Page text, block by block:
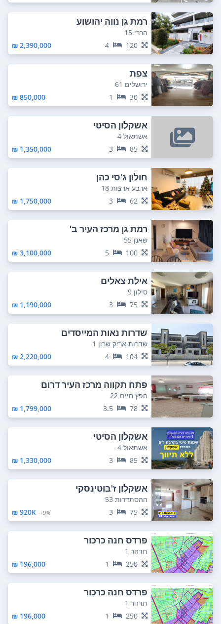
רמת גן נווה יהושוע
הררי 15
120
4
2,390,000 ₪
צפת
ירושלים 61
30
1
850,000 ₪
אשקלון הסיטי
אשתאול 4
85
3
1,350,000 ₪
חולון ג'סי כהן
ארבע ארצות 18
62
3
1,750,000 ₪
רמת גן מרכז העיר ב'
שאנן 55
100
5
3,100,000 ₪
אילת צאלים
סילון 9
75
3
1,190,000 ₪
שדרות נאות המייסדים
שדרות אריק שרון 1
104
4
2,220,000 ₪
פתח תקווה מרכז העיר דרום
חפץ חיים 22
78
3.5
1,799,000 ₪
אשקלון הסיטי
אשתאול 4
85
3
1,330,000 ₪
אשקלון ז'בוטינסקי
ההסתדרות 53
75
3
9%+
920K ₪
פרדס חנה כרכור
תדהר 1
250
1
196,000 ₪
פרדס חנה כרכור
תדהר 1
250
1
196,000 ₪